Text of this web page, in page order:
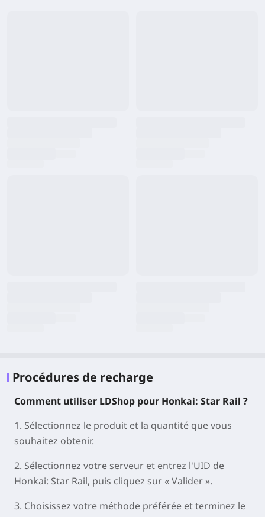
Procédures de recharge
Comment utiliser LDShop pour Honkai: Star Rail ?
1. Sélectionnez le produit et la quantité que vous
souhaitez obtenir.
2. Sélectionnez votre serveur et entrez l'UID de
Honkai: Star Rail, puis cliquez sur « Valider ».
3. Choisissez votre méthode préférée et terminez le